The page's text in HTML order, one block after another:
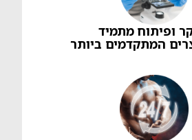
ופיתוח מתמיד
המתקדמים ביותר